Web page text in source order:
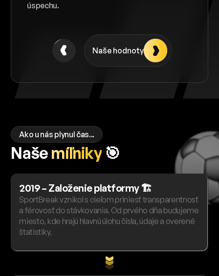
úspechu.
Naše hodnoty
Ako u nás plynul čas...
Naše míľniky🎯
2019 – Založenie platformy 🏗️
SportBreak vznikol s cieľom priniesť transparentnosť
a férovosť do stávkovania. Od prvého dňa budujeme
miesto, kde hrajú hlavnú úlohu čísla, údaje a overené
štatistiky.